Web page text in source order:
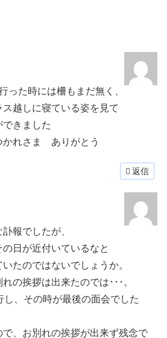
った時には柵もまだ無く、
越しに寝ている姿を見て
きました
かれさま ありがとう
返信
報でしたが、
日が近付いているなと
たのではないでしょうか。
の挨拶は出来たのでは･･･。
、その時が最後の面会でした
で、お別れの挨拶が出来ず残念で